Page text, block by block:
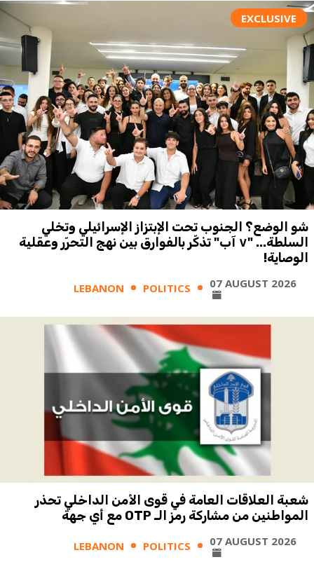
EXCLUSIVE
شو الوضع؟ الجنوب تحت الإبتزاز الإسرائيلي وتخلي
السلطة... "٧ آب" تذكّر بالفوارق بين نهج التحرّر وعقلية
الوصاية!
LEBANON POLITICS 07 AUGUST 2026
شعبة العلاقات العامة في قوى الأمن الداخلي تحذر
المواطنين من مشاركة رمز الـ OTP مع أي جهة
LEBANON POLITICS 07 AUGUST 2026